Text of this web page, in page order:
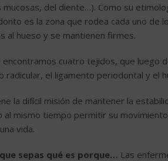
mucosas, del diente…). Como su
es la zona que rodea cada uno
al hueso y se mantienen firmes.
encontramos cuatro tejidos, que luego
radicular, el ligamento periodontal y el
la difícil misión de mantener la
al mismo tiempo permitir su
vida.
sepas qué es porque… Las